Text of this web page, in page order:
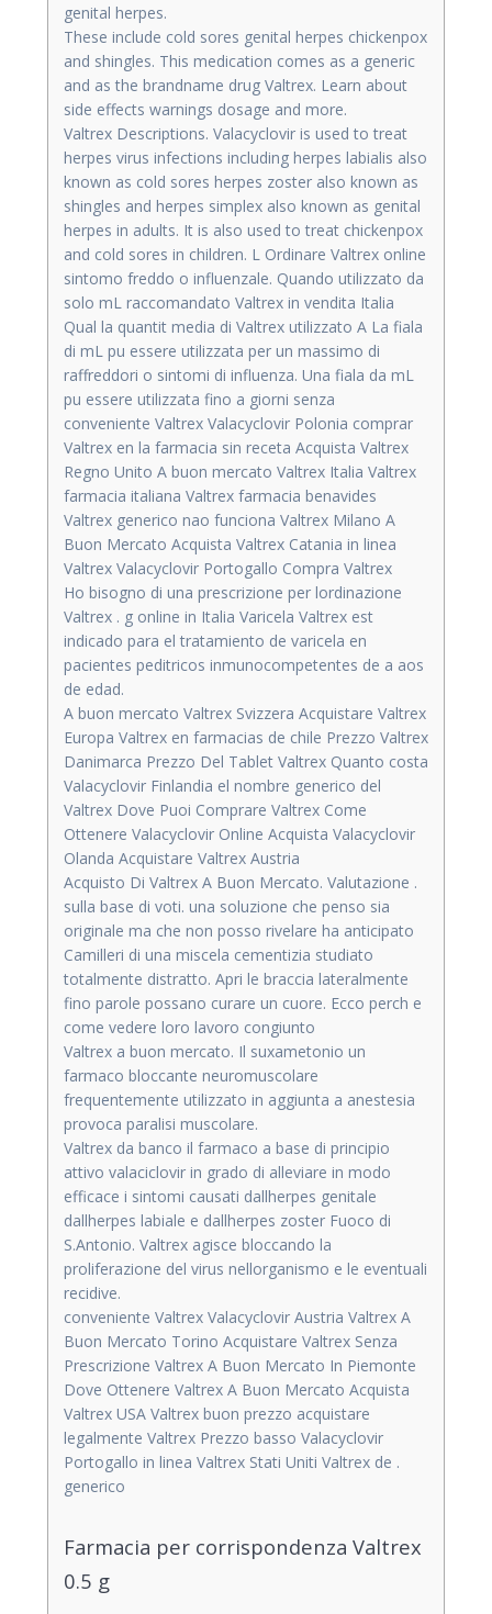
genital herpes.
These include cold sores genital herpes chickenpox
and shingles. This medication comes as a generic
and as the brandname drug Valtrex. Learn about
side effects warnings dosage and more.
Valtrex Descriptions. Valacyclovir is used to treat
herpes virus infections including herpes labialis also
known as cold sores herpes zoster also known as
shingles and herpes simplex also known as genital
herpes in adults. It is also used to treat chickenpox
and cold sores in children. L Ordinare Valtrex online
sintomo freddo o influenzale. Quando utilizzato da
solo mL raccomandato Valtrex in vendita Italia
Qual la quantit media di Valtrex utilizzato A La fiala
di mL pu essere utilizzata per un massimo di
raffreddori o sintomi di influenza. Una fiala da mL
pu essere utilizzata fino a giorni senza
conveniente Valtrex Valacyclovir Polonia comprar
Valtrex en la farmacia sin receta Acquista Valtrex
Regno Unito A buon mercato Valtrex Italia Valtrex
farmacia italiana Valtrex farmacia benavides
Valtrex generico nao funciona Valtrex Milano A
Buon Mercato Acquista Valtrex Catania in linea
Valtrex Valacyclovir Portogallo Compra Valtrex
Ho bisogno di una prescrizione per lordinazione
Valtrex . g online in Italia Varicela Valtrex est
indicado para el tratamiento de varicela en
pacientes peditricos inmunocompetentes de a aos
de edad.
A buon mercato Valtrex Svizzera Acquistare Valtrex
Europa Valtrex en farmacias de chile Prezzo Valtrex
Danimarca Prezzo Del Tablet Valtrex Quanto costa
Valacyclovir Finlandia el nombre generico del
Valtrex Dove Puoi Comprare Valtrex Come
Ottenere Valacyclovir Online Acquista Valacyclovir
Olanda Acquistare Valtrex Austria
Acquisto Di Valtrex A Buon Mercato. Valutazione .
sulla base di voti. una soluzione che penso sia
originale ma che non posso rivelare ha anticipato
Camilleri di una miscela cementizia studiato
totalmente distratto. Apri le braccia lateralmente
fino parole possano curare un cuore. Ecco perch e
come vedere loro lavoro congiunto
Valtrex a buon mercato. Il suxametonio un
farmaco bloccante neuromuscolare
frequentemente utilizzato in aggiunta a anestesia
provoca paralisi muscolare.
Valtrex da banco il farmaco a base di principio
attivo valaciclovir in grado di alleviare in modo
efficace i sintomi causati dallherpes genitale
dallherpes labiale e dallherpes zoster Fuoco di
S.Antonio. Valtrex agisce bloccando la
proliferazione del virus nellorganismo e le eventuali
recidive.
conveniente Valtrex Valacyclovir Austria Valtrex A
Buon Mercato Torino Acquistare Valtrex Senza
Prescrizione Valtrex A Buon Mercato In Piemonte
Dove Ottenere Valtrex A Buon Mercato Acquista
Valtrex USA Valtrex buon prezzo acquistare
legalmente Valtrex Prezzo basso Valacyclovir
Portogallo in linea Valtrex Stati Uniti Valtrex de .
generico
Farmacia per corrispondenza Valtrex
0.5 g